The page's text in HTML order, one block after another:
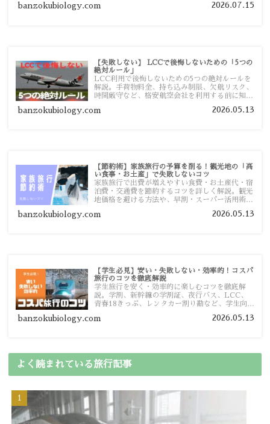
banzokubiology.com 2026.07.15
【失敗しない】 LCCで後悔しないための「5つの
絶対ルール」
LCC利用で後悔しないための5つの絶対ルールを
解説。手荷物料金、持ち込み制限、欠航リスク、
時間厳守など、格安航空会社を利用する前に知っ
す。
banzokubiology.com 2026.05.13
【節約術】家族旅行の予算を削る！観光地の「高
い食事・お土産」で失敗しないコツ
家族旅行で出費が増えやすい食費・お土産代・宿
泊費・交通費を節約するコツを詳しく解説。観光
地価格を避ける方法や、早割・スーパー活用術、
banzokubiology.com 2026.05.13
【学生必見】安い・失敗しない・効率的！コスパ
旅行のコツを徹底解説
学生旅行を安く・効率的に楽しむコツを徹底解
説。学割、新幹線の学割証、夜行バス、LCC、
青春18きっぷ、レンタカー割り勘など、学生向け
banzokubiology.com 2026.05.13
よく読まれている旅行記事